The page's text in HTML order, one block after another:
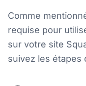
Comme
requise pour
sur votre site
suivez les étapes